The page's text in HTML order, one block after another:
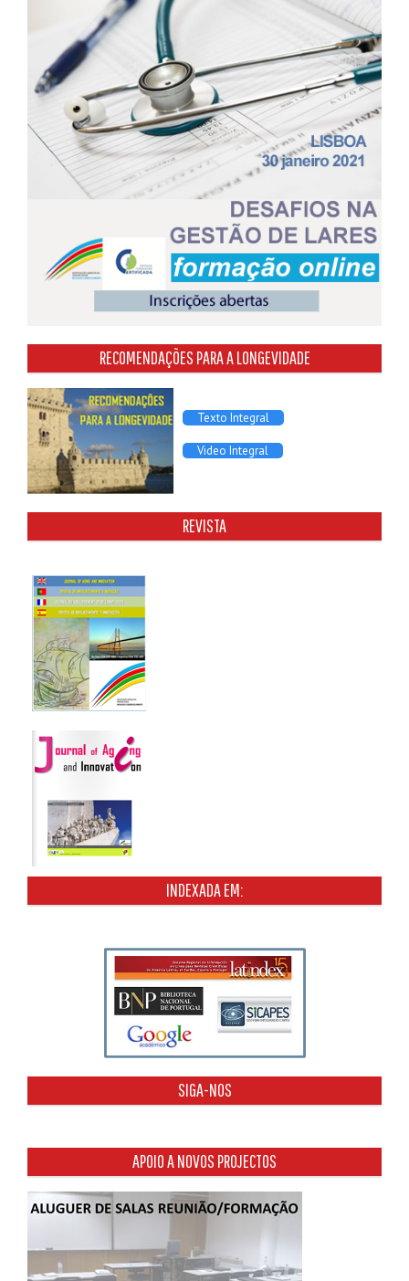
RECOMENDAÇÕES PARA A LONGEVIDADE
Texto Integral
Video Integral
REVISTA
INDEXADA EM:
SIGA-NOS
APOIO A NOVOS PROJECTOS